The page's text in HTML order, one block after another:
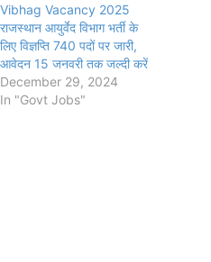
Vibhag Vacancy 2025
राजस्थान आयुर्वेद विभाग भर्ती के
लिए विज्ञप्ति 740 पदों पर जारी,
आवेदन 15 जनवरी तक जल्दी करें
December 29, 2024
In "Govt Jobs"